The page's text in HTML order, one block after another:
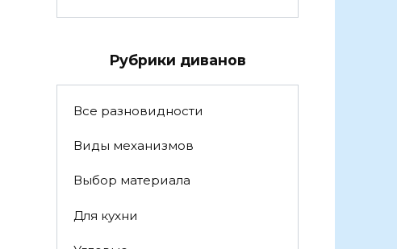
Рубрики диванов
Все разновидности
Виды механизмов
Выбор материала
Для кухни